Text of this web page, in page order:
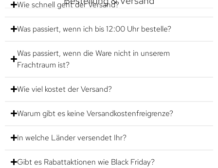
Wie schnell geht der Versand?
Was passiert, wenn ich bis 12:00 Uhr bestelle?
Was passiert, wenn die Ware nicht in unserem
Frachtraum ist?
Wie viel kostet der Versand?
Warum gibt es keine Versandkostenfreigrenze?
In welche Länder versendet Ihr?
Gibt es Rabattaktionen wie Black Friday?